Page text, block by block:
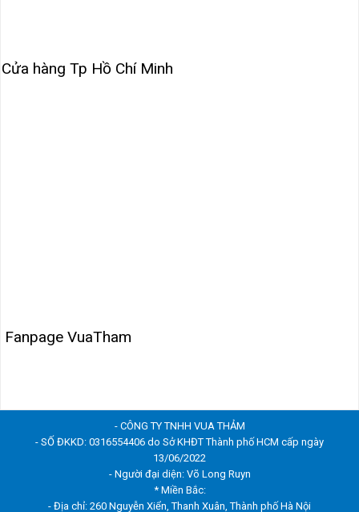
Cửa hàng Tp Hồ Chí Minh
Fanpage VuaTham
- CÔNG TY TNHH VUA THẢM
- SỐ ĐKKD: 0316554406 do Sở KHĐT Thành phố HCM cấp ngày
13/06/2022
- Người đại diện: Võ Long Ruyn
* Miền Bắc:
- Địa chỉ: 260 Nguyễn Xiển, Thanh Xuân, Thành phố Hà Nội